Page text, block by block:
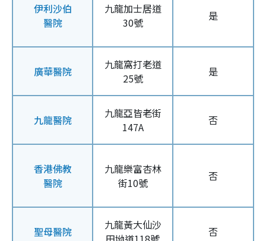
伊利沙伯
醫院
九龍加士居道
30號
是
廣華醫院
九龍窩打老道
25號
是
九龍醫院
九龍亞皆老街
147A
否
香港佛教
醫院
九龍樂富杏林
街10號
否
聖母醫院
九龍黃大仙沙
否